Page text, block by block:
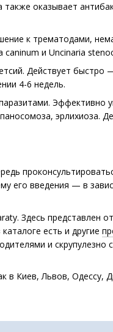
оказывает
к трематодами,
и Uncinaria
Действует быстро
4-6 недель.
Эффективно
эрлихиоза.
его введения — в
Здесь представлен
есть и другие
и
Киев, Львов, Одессу,